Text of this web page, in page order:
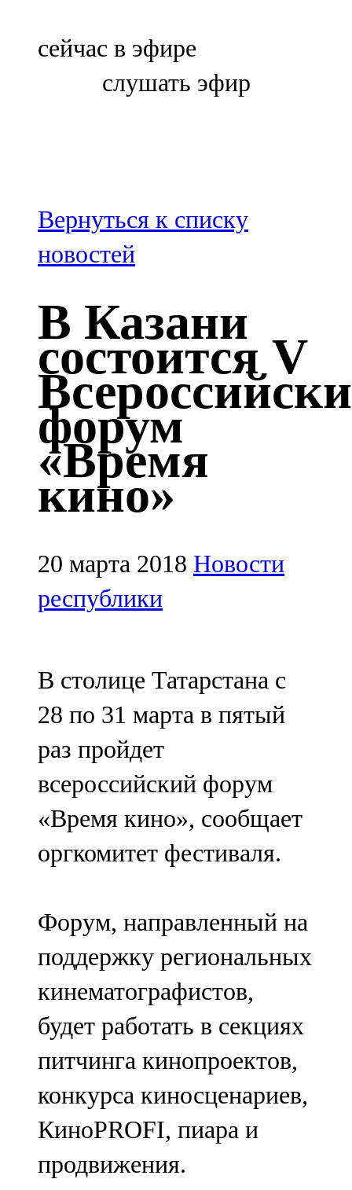
Болгар
100,3 FM
Зәй
106,6 FM
Кадыбаш
105,2 FM
Казан
91,5 FM
Кайбыч
106,1 FM
Кама тамагы
71,51 FM
Кукмара
107,9 FM
102,1 FM
Мамадыш
106,2 FM
Минзәлә
107,3 FM
Мөслим
Нурлат
104,7 FM
Олы Әтнә
71,42 FM
Сарман
107,8 FM
Теләче
106,1 FM
сейчас в эфире
слушать эфир
Вернуться к списку
новостей
В Казани
состоится V
форум
«Время
кино»
20 марта 2018 Новости
республики
В столице Татарстана с
28 по 31 марта в пятый
раз пройдет
всероссийский форум
«Время кино», сообщает
оргкомитет фестиваля.
Форум, направленный на
поддержку региональных
кинематографистов,
будет работать в секциях
питчинга кинопроектов,
конкурса киносценариев,
КиноPROFI, пиара и
продвижения.